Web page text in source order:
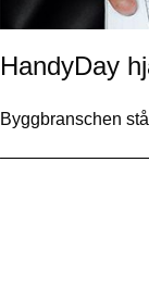
HandyDay
Byggbranschen